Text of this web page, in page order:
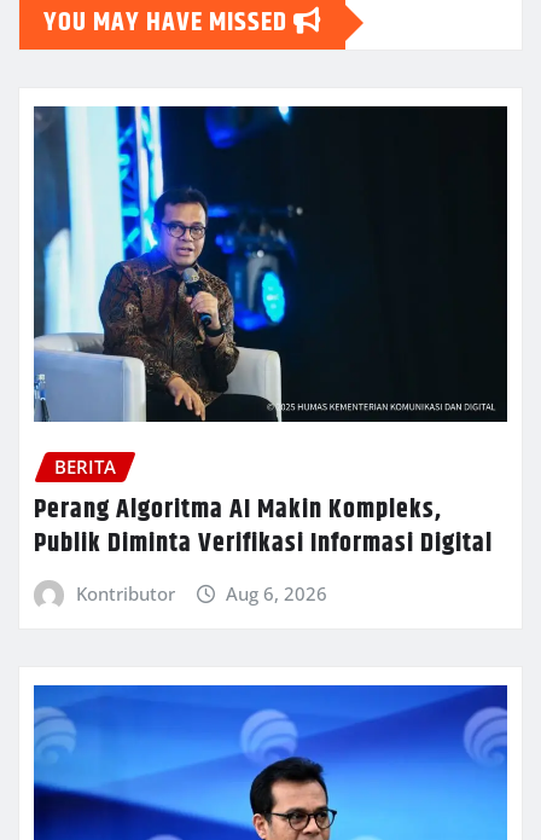
YOU MAY HAVE MISSED
BERITA
Perang Algoritma AI Makin Kompleks,
Publik Diminta Verifikasi Informasi Digital
Kontributor Aug 6, 2026